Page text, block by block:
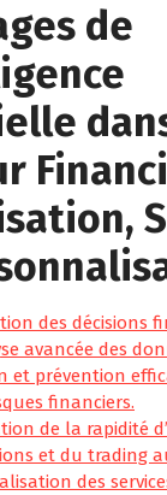
de
des décisions
avancée des
et prévention
financiers.
de la rapidité
et du trading
des